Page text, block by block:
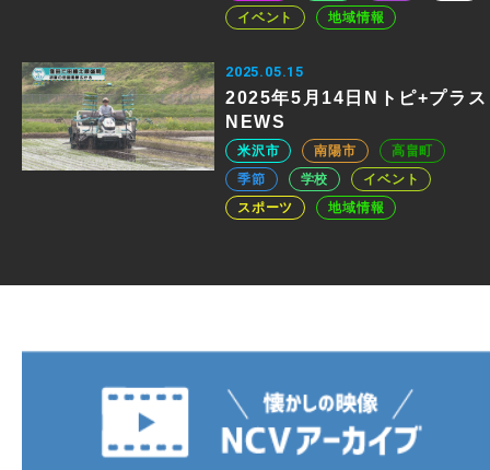
イベント 地域情報
2025.05.15
2025年5月14日Nトピ+プラス
NEWS
米沢市 南陽市
高畠町
季節
学校
イベント
スポーツ
地域情報